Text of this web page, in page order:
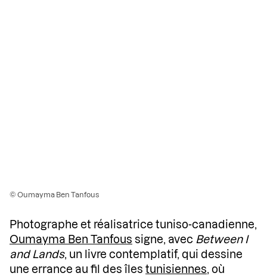
© Oumayma Ben Tanfous
Photographe et réalisatrice tuniso-canadienne,
Oumayma Ben Tanfous signe, avec Between I
and Lands, un livre contemplatif, qui dessine
une errance au fil des îles tunisiennes, où